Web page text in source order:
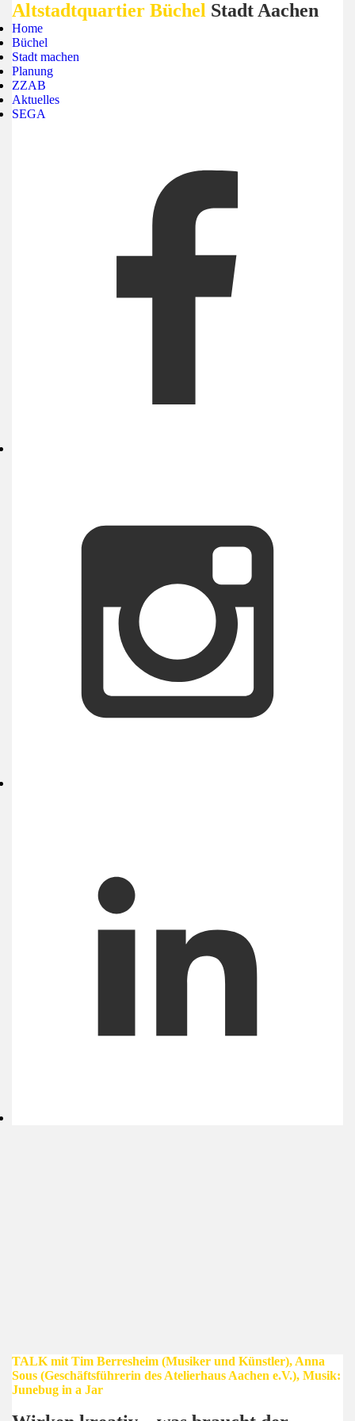
Altstadtquartier Büchel Stadt Aachen
Home
Büchel
Stadt machen
Planung
ZZAB
Aktuelles
SEGA
TALK mit Tim Berresheim (Musiker und Künstler), Anna
Sous (Geschäftsführerin des Atelierhaus Aachen e.V.), Musik:
Junebug in a Jar